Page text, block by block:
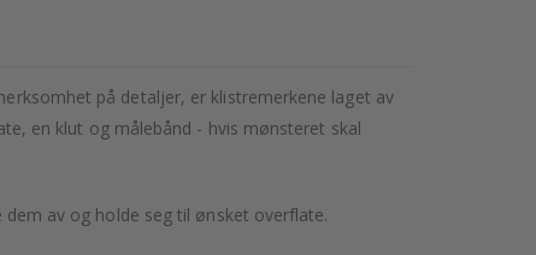
på detaljer, er klistremerkene laget av
en klut og målebånd - hvis mønsteret skal
av og holde seg til ønsket overflate.